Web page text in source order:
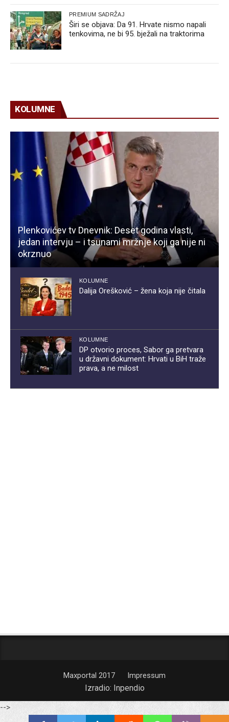
PREMIUM SADRŽAJ
Širi se objava: Da 91. Hrvate nismo napali
tenkovima, ne bi 95. bježali na traktorima
KOLUMNE
Plenkovićev tv Dnevnik: Deset godina vlasti,
jedan intervju – i tsunami mržnje koji ga nije ni
okrznuo
KOLUMNE
Dalija Orešković – žena koja nije čitala
KOLUMNE
DP otvorio proces, Sabor ga pretvara
u državni dokument: Hrvati u BiH traže
prava, a ne milost
Maxportal 2017 Impressum
Izradio: Inpendio
-->